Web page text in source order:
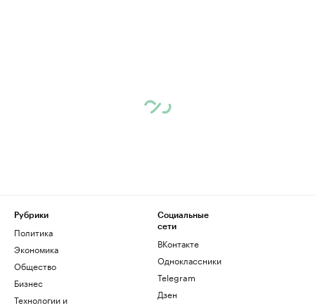
Рубрики
Политика
Экономика
Общество
Бизнес
Технологии и
Социальные
сети
ВКонтакте
Одноклассники
Telegram
Дзен